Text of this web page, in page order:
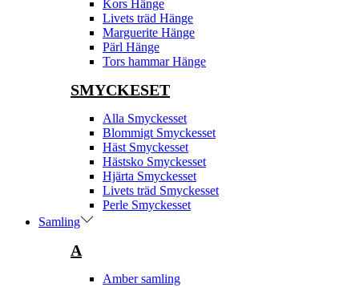
Kors Hänge
Livets träd Hänge
Marguerite Hänge
Pärl Hänge
Tors hammar Hänge
SMYCKESET
Alla Smyckesset
Blommigt Smyckesset
Häst Smyckesset
Hästsko Smyckesset
Hjärta Smyckesset
Livets träd Smyckesset
Perle Smyckesset
Samling
A
Amber samling